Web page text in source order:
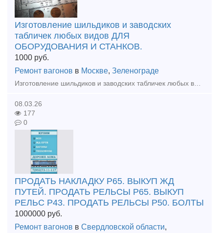
Изготовление шильдиков и заводских
табличек любых видов ДЛЯ
ОБОРУДОВАНИЯ И СТАНКОВ.
1000 руб.
Ремонт вагонов в Москве, Зеленограде
Изготовление шильдиков и заводских табличек любых видов ДЛЯ ОБОРУДОВАНИЯ И СТАНКОВ. Изготовление от 1 рабочего дня. Отгрузка по всей России любой для вас удобной транспортной компанией.
08.03.26
177
0
ПРОДАТЬ НАКЛАДКУ Р65. ВЫКУП ЖД
ПУТЕЙ. ПРОДАТЬ РЕЛЬСЫ Р65. ВЫКУП
РЕЛЬС Р43. ПРОДАТЬ РЕЛЬСЫ Р50. БОЛТЫ
1000000 руб.
Ремонт вагонов в Свердловской области,